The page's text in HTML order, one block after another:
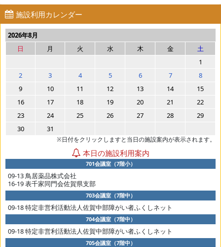
施設利用カレンダー
2026年8月
日
月 火 水 木 金
土
1
2
3 4 5 6 7
8
9
10 11 12 13 14
15
16
17 18 19 20 21
22
23
24 25 26 27 28
29
30
31
※日付をクリックしますと当日の施設案内が表示されます。
本日の施設利用案内
701会議室（7階小）
09-13 鳥居薬品株式会社
16-19 表千家同門会佐賀県支部
703会議室（7階中）
09-18 特定非営利活動法人佐賀中部障がい者ふくしネット
704会議室（7階中）
09-18 特定非営利活動法人佐賀中部障がい者ふくしネット
705会議室（7階中）